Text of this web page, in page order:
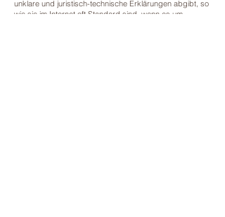
unklare und juristisch-technische Erklärungen abgibt, so
wie sie im Internet oft Standard sind, wenn es um